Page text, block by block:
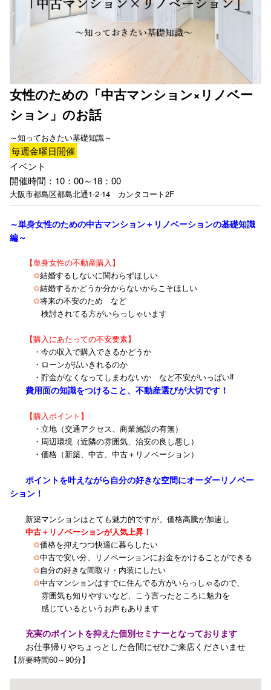
女性のための「中古マンション×リノベー
ション」のお話
～知っておきたい基礎知識～
毎週金曜日開催
イベント
開催時間：10：00～18：00
大阪市都島区都島北通1-2-14 カンタコート2F
～単身女性のための中古マンション＋リノベーションの基礎知識
編～
【単身女性の不動産購入】
✿結婚するしないに関わらずほしい
✿結婚するかどうか分からないからこそほしい
✿将来の不安のため など
検討されてる方がいらっしゃいます
【購入にあたっての不安要素】
・今の収入で購入できるかどうか
・ローンが払いきれるのか
・貯金がなくなってしまわないか など不安がいっぱい‼
費用面の知識をつけること、不動産選びが大切です！
【購入ポイント】
・立地（交通アクセス、商業施設の有無）
・周辺環境（近隣の雰囲気、治安の良し悪し）
・価格（新築、中古、中古＋リノベーション）
ポイントを叶えながら自分の好きな空間にオーダーリノベー
ション！
新築マンションはとても魅力的ですが、価格高騰が加速し
中古＋リノベーションが人気上昇！
✿価格を抑えつつ快適に暮らしたい
✿中古で安い分、リノベーションにお金をかけることができる
✿自分の好きな間取り・内装にしたい
✿中古マンションはすでに住んでる方がいらっしゃるので、
雰囲気も知りやすいなど、 こう言ったところに魅力を
感じているというお声もあります
充実のポイントを抑えた個別セミナーとなっております
お仕事帰りやちょっとした合間にぜひご来店くださいませ
【所要時間60～90分】